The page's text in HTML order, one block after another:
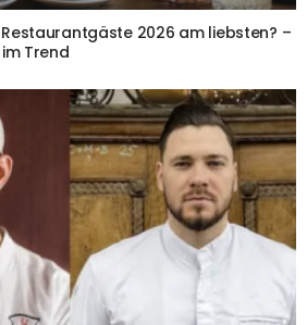
2026 am liebsten? –
Trend